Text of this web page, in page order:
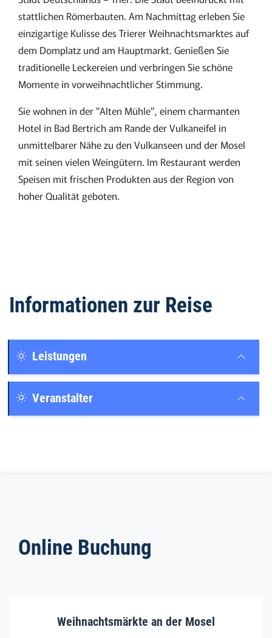
stattlichen Römerbauten. Am Nachmittag erleben Sie
einzigartige Kulisse des Trierer Weihnachtsmarktes auf
dem Domplatz und am Hauptmarkt. Genießen Sie
traditionelle Leckereien und verbringen Sie schöne
Momente in vorweihnachtlicher Stimmung.
Sie wohnen in der "Alten Mühle", einem charmanten
Hotel in Bad Bertrich am Rande der Vulkaneifel in
unmittelbarer Nähe zu den Vulkanseen und der Mosel
mit seinen vielen Weingütern. Im Restaurant werden
Speisen mit frischen Produkten aus der Region von
hoher Qualität geboten.
Informationen zur Reise
Leistungen
Veranstalter
Online Buchung
Weihnachtsmärkte an der Mosel